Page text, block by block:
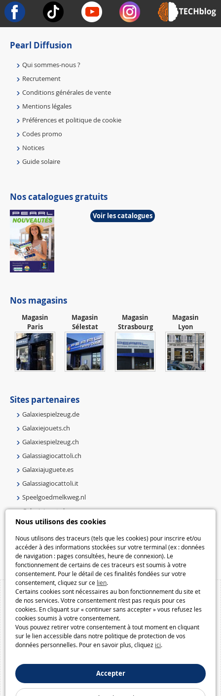
Nous utilisons des cookies
Nous utilisons des traceurs (tels que les cookies) pour inscrire et/ou
accéder à des informations stockées sur votre terminal (ex : données
de navigation : pages consultées, heure de connexion). Le
fonctionnement de certains de ces traceurs est soumis à votre
consentement. Pour le détail de ces finalités fondées sur votre
consentement, cliquez sur ce lien.
Certains cookies sont nécessaires au bon fonctionnement du site et
de nos services. Votre consentement n’est pas requis pour ces
cookies. En cliquant sur « continuer sans accepter » vous refusez les
cookies soumis à votre consentement.
Vous pouvez retirer votre consentement à tout moment en cliquant
sur le lien accessible dans notre politique de protection de vos
données personnelles. Pour en savoir plus, cliquez ici.
Accepter
Pearl Diffusion
Qui sommes-nous ?
Recrutement
Conditions générales de vente
Mentions légales
Préférences et politique de cookie
Codes promo
Notices
Guide solaire
Nos catalogues gratuits
Voir les catalogues
Nos magasins
Magasin
Paris
Magasin
Sélestat
Magasin
Strasbourg
Magasin
Lyon
Sites partenaires
Galaxiespielzeug.de
Galaxiejouets.ch
Galaxiespielzeug.ch
Galassiagiocattoli.ch
Galaxiajuguete.es
Galassiagiocattoli.it
Speelgoedmelkweg.nl
Galaxiejouets.be
Galaxiespielzeug.be
Speelgoedmelkweg.be
Macway.com